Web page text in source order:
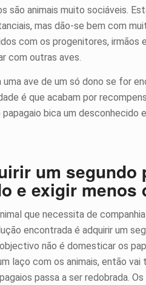
são animais muito sociáveis.
mas dão-se bem com
com os progenitores, irmãos
com outras aves.
ave de um só dono se for
é que acabam por
papagaio bica um
um
e exigir menos
que necessita de
encontrada é adquirir um
não é domesticar os
laço com os animais, então
passa a ser redobrada.